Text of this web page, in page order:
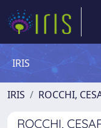
IRIS
IRIS ROCCHI,
ROCCHI,